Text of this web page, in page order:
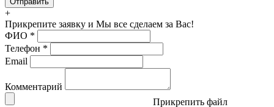
+
Прикрепите заявку и Мы все сделаем за Вас!
ФИО *
Телефон *
Email
Комментарий
Прикрепить файл